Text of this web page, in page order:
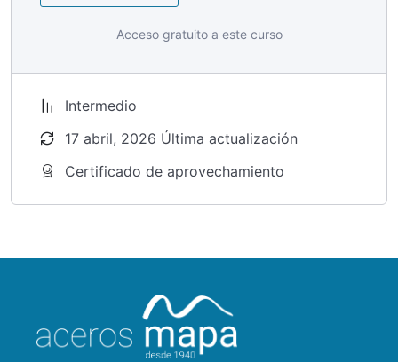
Acceso gratuito a este curso
Intermedio
17 abril, 2026 Última actualización
Certificado de aprovechamiento